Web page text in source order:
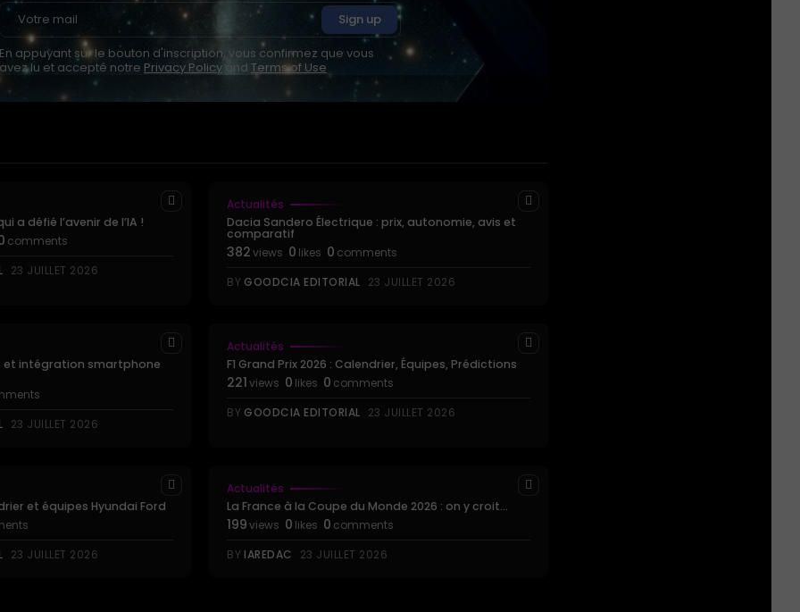
En appuyant sur le bouton d'inscription, vous confirmez que vous
avez lu et accepté notre Privacy Policy and Terms of Use
a défié l’avenir de l’IA !
comments
23 JUILLET 2026
Actualités
Dacia Sandero Électrique : prix, autonomie, avis et
comparatif
382views 0 likes 0 comments
BY GOODCIA EDITORIAL 23 JUILLET 2026
et intégration smartphone
23 JUILLET 2026
Actualités
F1 Grand Prix 2026 : Calendrier, Équipes, Prédictions
221views 0 likes 0 comments
BY GOODCIA EDITORIAL 23 JUILLET 2026
et équipes Hyundai Ford
23 JUILLET 2026
Actualités
La France à la Coupe du Monde 2026 : on y croit...
199views 0 likes 0 comments
BY IAREDAC 23 JUILLET 2026